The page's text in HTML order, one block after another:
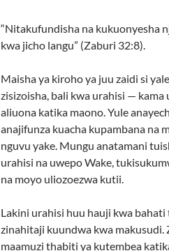
“Nitakufundisha na kukuonyesha
kwa jicho langu” (Zaburi 32:8).
Maisha ya kiroho ya juu zaidi si
zisizoisha, bali kwa urahisi — kama
aliuona katika maono. Yule
anajifunza kuacha kupambana na
nguvu yake. Mungu anatamani
urahisi na uwepo Wake,
na moyo uliozoezwa kutii.
Lakini urahisi huu hauji kwa
zinahitaji kuundwa kwa makusudi.
maamuzi thabiti ya kutembea